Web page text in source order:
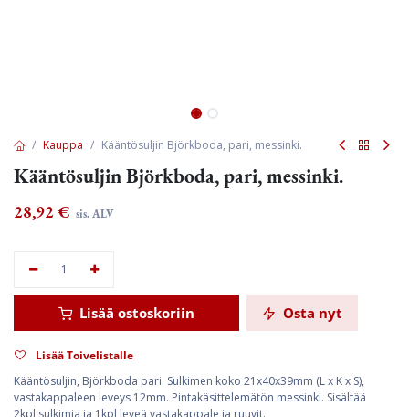
Kauppa Kääntösuljin Björkboda, pari, messinki.
Kääntösuljin Björkboda, pari, messinki.
28,92€ sis. ALV
Lisää ostoskoriin Osta nyt
Lisää Toivelistalle
Kääntösuljin, Björkboda pari. Sulkimen koko 21x40x39mm (L x K x S),
vastakappaleen leveys 12mm. Pintakäsittelemätön messinki. Sisältää
2kpl sulkimia ja 1kpl leveä vastakappale ja ruuvit.